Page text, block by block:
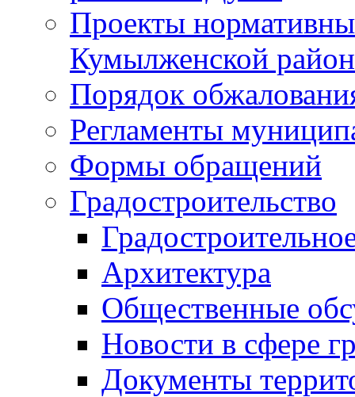
Проекты
Кумылженской
Порядок
Регламенты
Формы обращений
Градостроительство
Архитектура
Общественные
Новости в сфере
Документы